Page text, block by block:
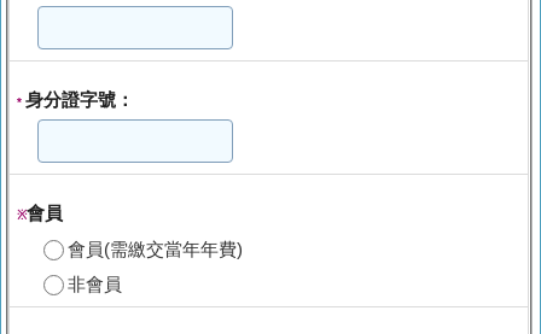
* 身分證字號：
※會員
會員(需繳交當年年費)
非會員